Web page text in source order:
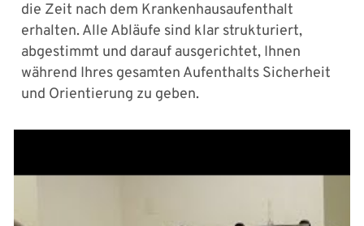
die Zeit nach dem Krankenhausaufenthalt
erhalten. Alle Abläufe sind klar strukturiert,
abgestimmt und darauf ausgerichtet, Ihnen
während Ihres gesamten Aufenthalts Sicherheit
und Orientierung zu geben.